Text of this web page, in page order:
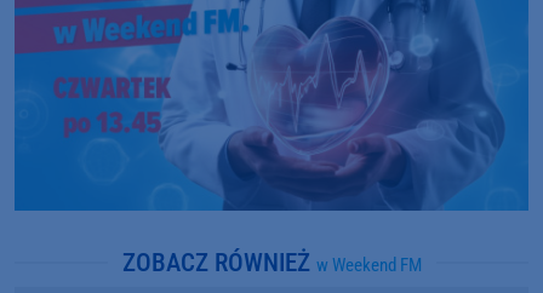
ZOBACZ RÓWNIEŻ w Weekend FM